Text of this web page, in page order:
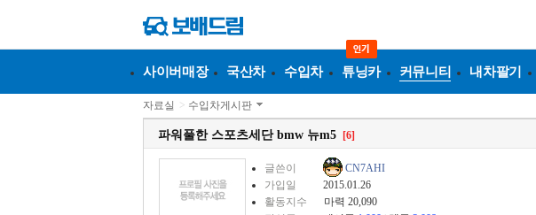
사이버매장 국산차 수입차 튜닝카 커뮤니티 내차팔기
자료실 > 수입차게시판
파워풀한 스포츠세단 bmw 뉴m5 [6]
글쓴이
CN7AHI
가입일
2015.01.26
활동지수
마력 20,090